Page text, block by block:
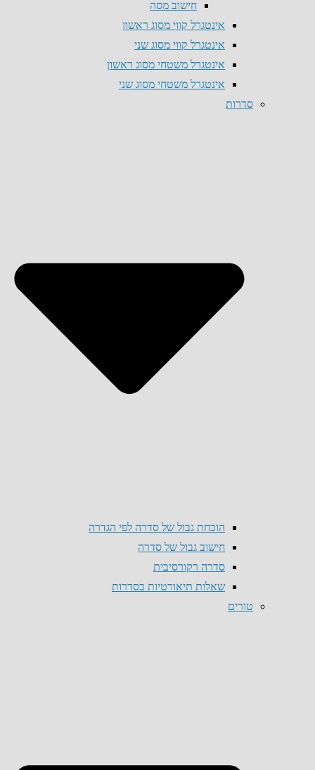
חישוב מסה
אינטגרל קווי מסוג ראשון
אינטגרל קווי מסוג שני
אינטגרל משטחי מסוג ראשון
אינטגרל משטחי מסוג שני
סדרות
הוכחת גבול של סדרה לפי הגדרה
חישוב גבול של סדרה
סדרה רקורסיבית
שאלות תיאורטיות בסדרות
טורים